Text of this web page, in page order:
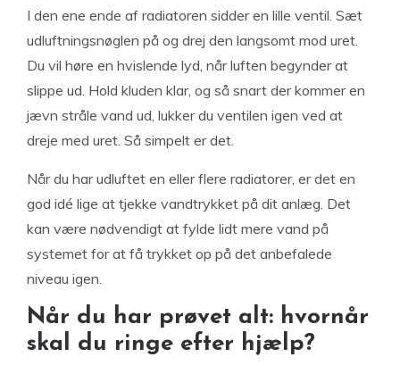
I den ene ende af radiatoren sidder en lille ventil. Sæt
udluftningsnøglen på og drej den langsomt mod uret.
Du vil høre en hvislende lyd, når luften begynder at
slippe ud. Hold kluden klar, og så snart der kommer en
jævn stråle vand ud, lukker du ventilen igen ved at
dreje med uret. Så simpelt er det.
Når du har udluftet en eller flere radiatorer, er det en
god idé lige at tjekke vandtrykket på dit anlæg. Det
kan være nødvendigt at fylde lidt mere vand på
systemet for at få trykket op på det anbefalede
niveau igen.
Når du har prøvet alt: hvornår
skal du ringe efter hjælp?